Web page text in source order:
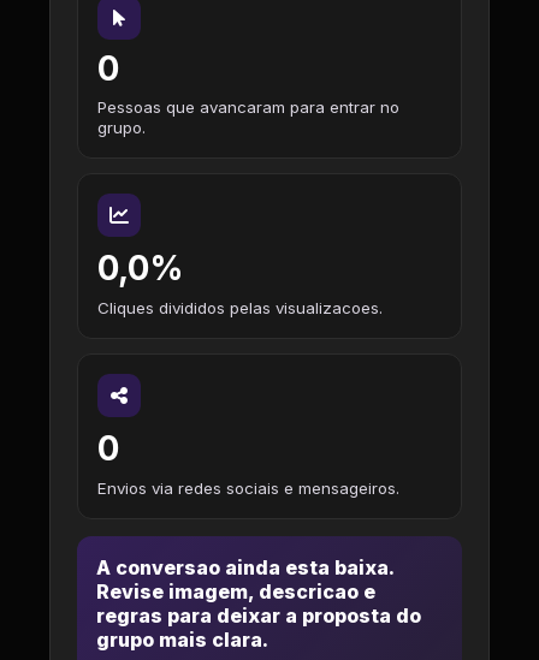
0
Pessoas que avancaram para entrar no
grupo.
0,0%
Cliques divididos pelas visualizacoes.
0
Envios via redes sociais e mensageiros.
A conversao ainda esta baixa.
Revise imagem, descricao e
regras para deixar a proposta do
grupo mais clara.